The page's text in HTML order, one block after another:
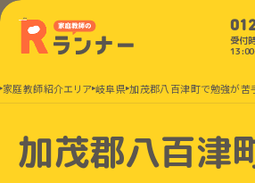
受付
13:00
家庭教師紹介エリア 岐阜県 加茂郡八百津町で勉強が
加茂郡八百津